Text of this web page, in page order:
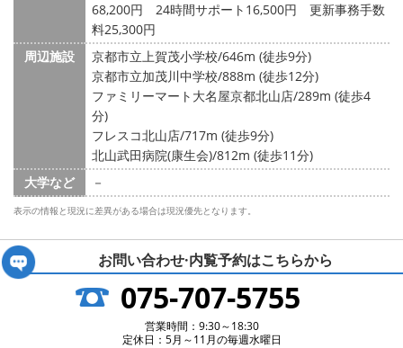
68,200円 24時間サポート16,500円 更新事務手数
料25,300円
周辺施設
京都市立上賀茂小学校/646m (徒歩9分)
京都市立加茂川中学校/888m (徒歩12分)
ファミリーマート大名屋京都北山店/289m (徒歩4
分)
フレスコ北山店/717m (徒歩9分)
北山武田病院(康生会)/812m (徒歩11分)
大学など
－
表示の情報と現況に差異がある場合は現況優先となります。
お問い合わせ·内覧予約はこちらから
075-707-5755
営業時間：9:30～18:30
定休日：5月～11月の毎週水曜日